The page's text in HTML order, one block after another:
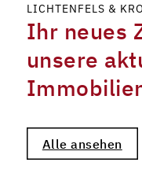
LICHTENFELS &
Ihr neues
unsere
Alle ansehen